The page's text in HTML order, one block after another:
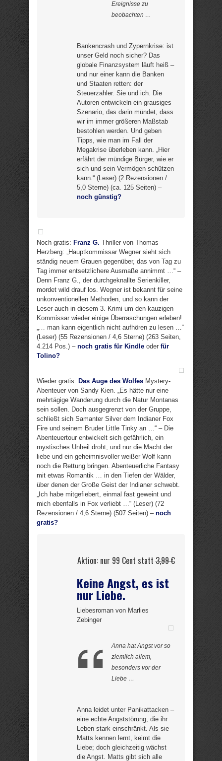
Ereignisse zu
beobachten …
Bankencrash und Zypernkrise: ist
unser Geld noch sicher? Das
globale Finanzsystem läuft heiß –
und nur einer kann die Banken
und Staaten retten: der
Steuerzahler. Sie und ich. Die
Autoren entwickeln ein grausiges
Szenario, das darin mündet, dass
wir im immer größeren Maßstab
bestohlen werden. Und geben
Tipps, wie man im Fall der
Megakrise überleben kann. „Hier
erfährt der mündige Bürger, wie er
sich und sein Vermögen schützen
kann.“ (Leser) (2 Rezensionen /
5,0 Sterne) (ca. 125 Seiten) –
noch günstig?
Noch gratis: Franz G. Thriller von Thomas
Herzberg: „Hauptkommissar Wegner sieht sich
ständig neuem Grauen gegenüber, das von Tag zu
Tag immer entsetzlichere Ausmaße annimmt …“ –
Denn Franz G., der durchgeknallte Serienkiller,
mordet wild drauf los. Wegner ist bekannt für seine
unkonventionellen Methoden, und so kann der
Leser auch in diesem 3. Krimi um den kauzigen
Kommissar wieder einige Überraschungen erleben!
„… man kann eigentlich nicht aufhören zu lesen …“
(Leser) (55 Rezensionen / 4,6 Sterne) (263 Seiten,
4.214 Pos.) – noch gratis für Kindle oder für
Tolino?
Wieder gratis: Das Auge des Wolfes Mystery-
Abenteuer von Sandy Kien. „Es hätte nur eine
mehrtägige Wanderung durch die Natur Montanas
sein sollen. Doch ausgegrenzt von der Gruppe,
schließt sich Samanter Silver dem Indianer Fox
Fire und seinem Bruder Little Tinky an …“ – Die
Abenteuertour entwickelt sich gefährlich, ein
mystisches Unheil droht, und nur die Macht der
liebe und ein geheimnisvoller weißer Wolf kann
noch die Rettung bringen. Abenteuerliche Fantasy
mit etwas Romantik … in den Tiefen der Wälder,
über denen der Große Geist der Indianer schwebt.
„Ich habe mitgefiebert, einmal fast geweint und
mich ebenfalls in Fox verliebt …“ (Leser) (72
Rezensionen / 4,6 Sterne) (507 Seiten) – noch
gratis?
Aktion: nur 99 Cent statt3,99 €
Keine Angst, es ist
nur Liebe.
Liebesroman von Marlies
Zebinger
Anna hat Angst vor so
ziemlich allem,
besonders vor der
Liebe …
Anna leidet unter Panikattacken –
eine echte Angststörung, die ihr
Leben stark einschränkt. Als sie
Matts kennen lernt, keimt die
Liebe; doch gleichzeitig wächst
die Angst. Matts gibt sich alle